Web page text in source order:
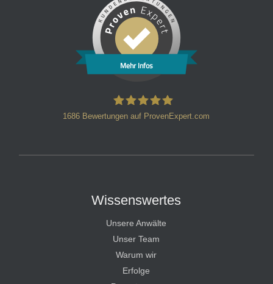
Mehr Infos
1686 Bewertungen auf ProvenExpert.com
Wissenswertes
Unsere Anwälte
Unser Team
Warum wir
Erfolge